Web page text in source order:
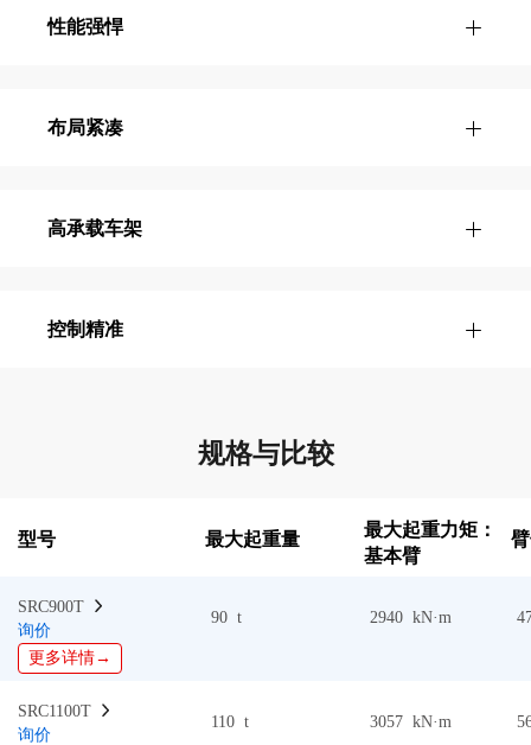
性能强悍
布局紧凑
高承载车架
控制精准
规格与比较
型号 最大起重量
最大起重力矩：
基本臂
SRC900T
询价
更多详情→
90 t 2940 kN·m
SRC1100T
询价
110 t 3057 kN·m